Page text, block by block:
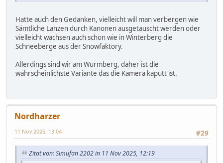
Hatte auch den Gedanken, vielleicht will man verbergen wie
Sämtliche Lanzen durch Kanonen ausgetauscht werden oder
vielleicht wachsen auch schon wie in Winterberg die
Schneeberge aus der Snowfaktory.
Allerdings sind wir am Wurmberg, daher ist die
wahrscheinlichste Variante das die Kamera kaputt ist.
Nordharzer
#29
11 Nov 2025, 13:04
Zitat von: Simufan 2202 in 11 Nov 2025, 12:19